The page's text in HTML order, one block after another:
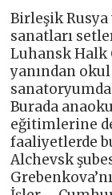
Birleşik
sanatları
Luhansk
yanından
Burada
eğitimlerine
faaliyetlerde
Alchevsk